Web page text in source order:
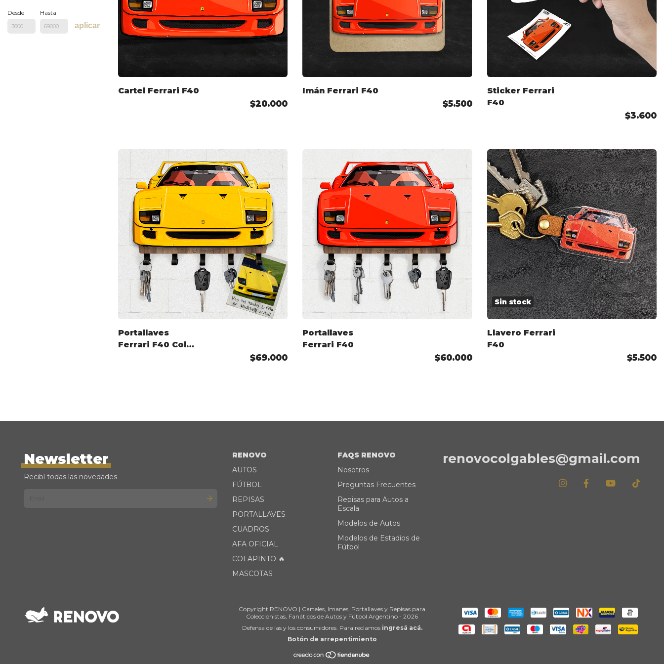
Desde Hasta
aplicar
Cartel Ferrari F40
$20.000
Imán Ferrari F40
$5.500
Sticker Ferrari
F40
$3.600
Portallaves
Ferrari F40 Color
$69.000
Portallaves
Ferrari F40
$60.000
Sin stock
Llavero Ferrari
F40
$5.500
Newsletter
Recibí todas las novedades
RENOVO
AUTOS
FÚTBOL
REPISAS
PORTALLAVES
CUADROS
AFA OFICIAL
COLAPINTO 🔥
MASCOTAS
FAQS RENOVO
Nosotros
Preguntas Frecuentes
Repisas para Autos a
Escala
Modelos de Autos
Modelos de Estadios de
Fútbol
renovocolgables@gmail.com
Copyright RENOVO | Carteles, Imanes, Portallaves y Repisas para
Coleccionistas, Fanáticos de Autos y Fútbol Argentino - 2026
Defensa de las y los consumidores. Para reclamos ingresá acá.
Botón de arrepentimiento